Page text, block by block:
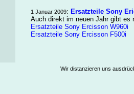
1 Januar 2009: Ersatzteile Sony
Auch direkt im neuen Jahr gibt es
Ersatzteile Sony Ercisson W960i
Ersatzteile Sony Ercisson F500i
Wir distanzieren uns